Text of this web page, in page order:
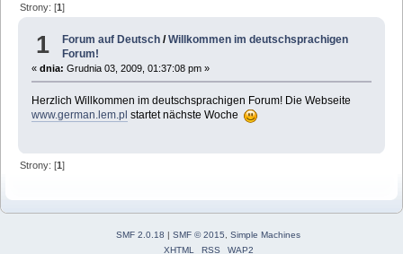
Strony: [1]
1 Forum auf Deutsch /Willkommen im deutschsprachigen
Forum!
« dnia: Grudnia 03, 2009, 01:37:08 pm »
Herzlich Willkommen im deutschsprachigen Forum! Die Webseite
www.german.lem.pl startet nächste Woche
Strony: [1]
SMF 2.0.18 | SMF © 2015
Simple Machines
XHTML
RSS WAP2